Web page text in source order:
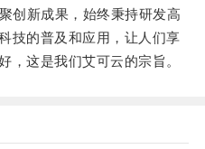
新成果，始终秉持研发高
技的普及和应用，让人们享
，这是我们艾可云的宗旨。